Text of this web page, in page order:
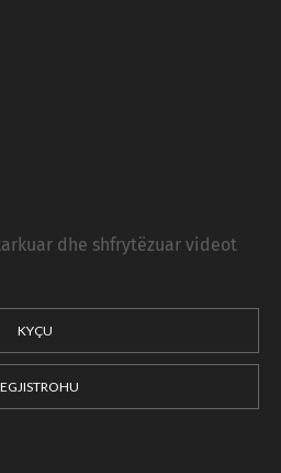
dhe shfrytëzuar videot
KYÇU